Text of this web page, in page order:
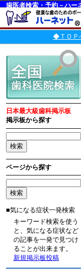
歯医者検索・予約－ハー
◆ＴＯＰ
日本最大級歯科掲示板
掲示板から探す
ページから探す
■気になる症状一発検索
キーワード検索を使う
と、気になる症状など
の記事を一発で見つけ
ることが出来ます。
新規掲示板投稿